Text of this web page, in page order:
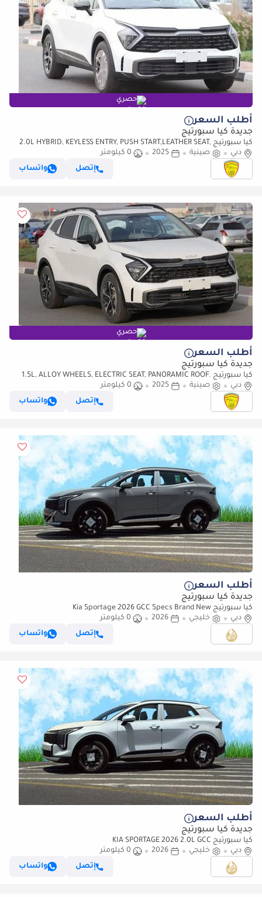
حصري
أطلب السعر
جديدة كيا سبورتيج
كيا سبورتيج 2.0L HYBRID, KEYLESS ENTRY, PUSH START,LEATHER SEAT,
PANORAMIC ROOF, MODEL 2025 CHINA SPECS
دبي صينية 2025
0 كيلومتر
إتصل
واتساب
حصري
أطلب السعر
جديدة كيا سبورتيج
كيا سبورتيج 1.5L, ALLOY WHEELS, ELECTRIC SEAT, PANORAMIC ROOF.
ELECTRIC BACK DOOR, MODEL 2025
دبي صينية 2025
0 كيلومتر
إتصل
واتساب
أطلب السعر
جديدة كيا سبورتيج
كيا سبورتيج Kia Sportage 2026 GCC Specs Brand New
دبي
خليجي 2026
0 كيلومتر
إتصل
واتساب
أطلب السعر
جديدة كيا سبورتيج
كيا سبورتيج KIA SPORTAGE 2026 2.0L GCC
دبي
خليجي 2026
0 كيلومتر
إتصل
واتساب